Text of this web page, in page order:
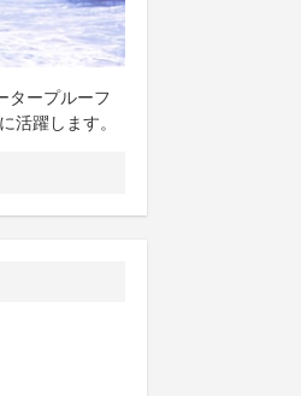
タープルーフ
活躍します。